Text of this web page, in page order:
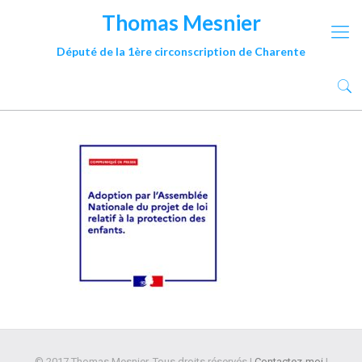
Thomas Mesnier
Député de la 1ère circonscription de Charente